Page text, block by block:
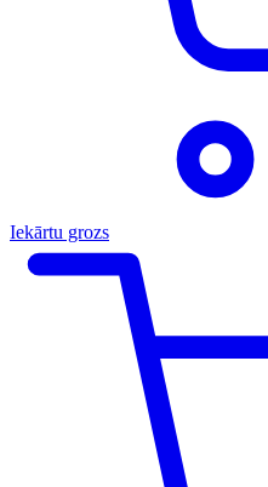
Iekārtu grozs